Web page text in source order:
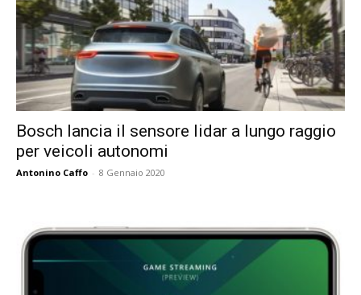
Bosch lancia il sensore lidar a lungo raggio
per veicoli autonomi
Antonino Caffo - 8 Gennaio 2020